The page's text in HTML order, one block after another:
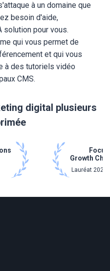
à un domaine que
besoin d'aide,
solution pour vous.
qui vous permet de
et qui vous
à des tutoriels vidéo
CMS.
digital plusieurs
Focus
Growth
Lauréat 2021